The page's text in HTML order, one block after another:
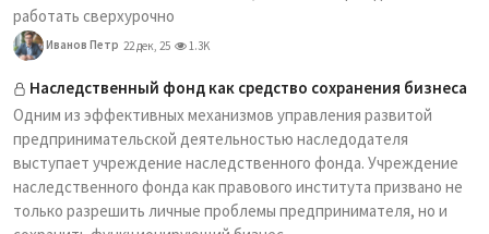
работать сверхурочно
Иванов Петр 22 дек, 25 1.3K
Наследственный фонд как средство сохранения бизнеса
Одним из эффективных механизмов управления развитой
предпринимательской деятельностью наследодателя
выступает учреждение наследственного фонда. Учреждение
наследственного фонда как правового института призвано не
только разрешить личные проблемы предпринимателя, но и